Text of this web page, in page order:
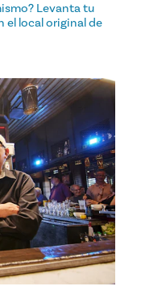
Levanta tu
el local original de